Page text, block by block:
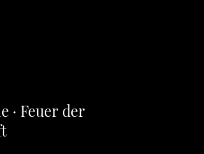
· Feuer der